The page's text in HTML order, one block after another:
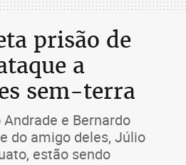
prisão de
a
sem-terra
e Bernardo
do amigo deles, Júlio
estão sendo